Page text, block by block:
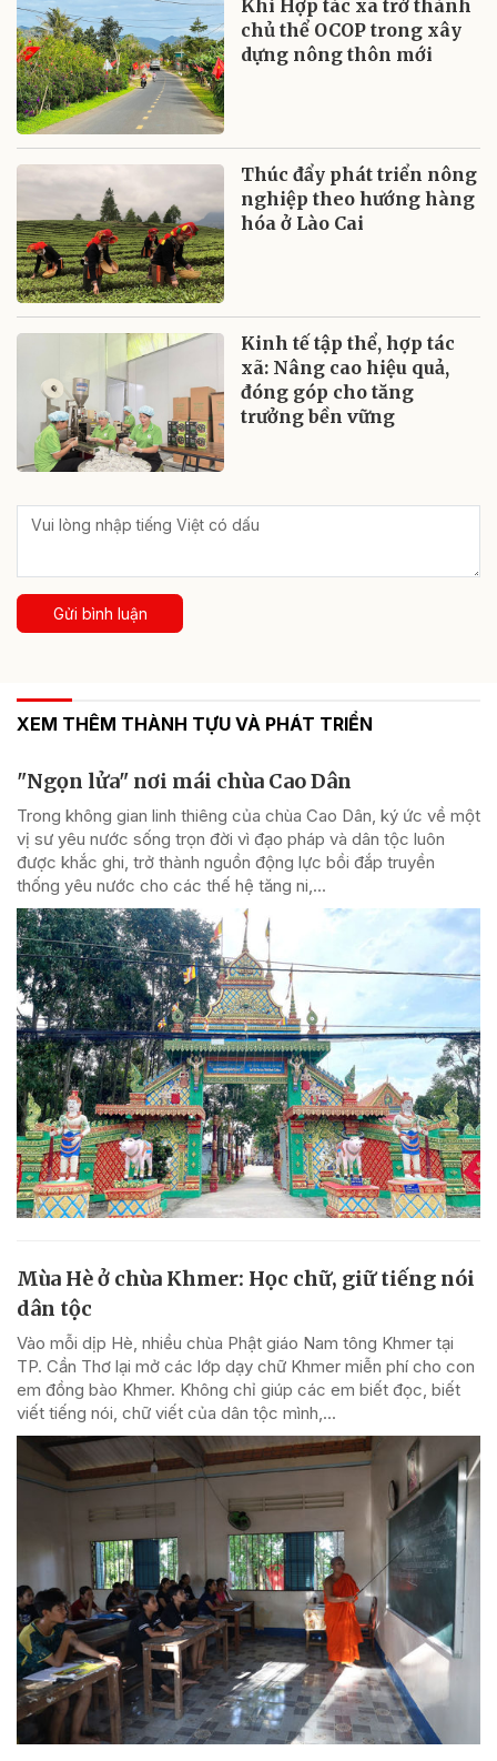
Khi Hợp tác xã trở thành
chủ thể OCOP trong xây
dựng nông thôn mới
Thúc đẩy phát triển nông
nghiệp theo hướng hàng
hóa ở Lào Cai
Kinh tế tập thể, hợp tác
xã: Nâng cao hiệu quả,
đóng góp cho tăng
trưởng bền vững
Gửi bình luận
XEM THÊM THÀNH TỰU VÀ PHÁT TRIỂN
"Ngọn lửa" nơi mái chùa Cao Dân
Trong không gian linh thiêng của chùa Cao Dân, ký ức về một
vị sư yêu nước sống trọn đời vì đạo pháp và dân tộc luôn
được khắc ghi, trở thành nguồn động lực bồi đắp truyền
thống yêu nước cho các thế hệ tăng ni,...
Mùa Hè ở chùa Khmer: Học chữ, giữ tiếng nói
dân tộc
Vào mỗi dịp Hè, nhiều chùa Phật giáo Nam tông Khmer tại
TP. Cần Thơ lại mở các lớp dạy chữ Khmer miễn phí cho con
em đồng bào Khmer. Không chỉ giúp các em biết đọc, biết
viết tiếng nói, chữ viết của dân tộc mình,...